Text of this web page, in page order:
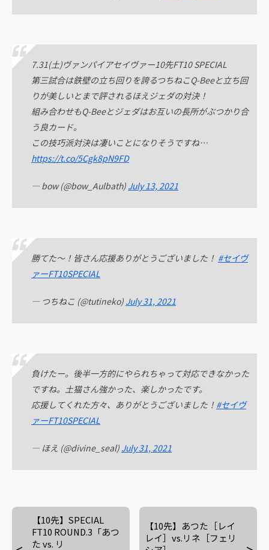
7.31(土)ヴァンパイアセイヴァー10先FT10 SPECIAL
第三試合は鉄壁の立ち回りを誇るつちねこQ-Beeと立ち回
りが美しいとまで評されるほえジェダの対決！
組み合わせもQ-Beeとジェダはお互いの長所がぶつかり合
う良カード。
この技巧派対決は凄いことになりそうですね…
https://t.co/5Cgk8pN9FD
— bow (@bow_Aulbath) July 13, 2021
勝てた〜！皆さん応援ありがとうございました！ #セイヴ
ァーFT10SPECIAL
— つちねこ (@tutineko) July 31, 2021
負けたー。後半一方的にやられちゃって対応できなかった
ですね。土猫さん強かった、楽しかったです。
応援してくれた方々、ありがとうございました！ #セイヴ
ァーFT10SPECIAL
— ほえ (@divine_seal) July 31, 2021
【10先】SPECIAL
FT10 ROUND.3「あつ
た vs. リ
【10先】あつた［レイ
レイ］vs.リネ［フェリ